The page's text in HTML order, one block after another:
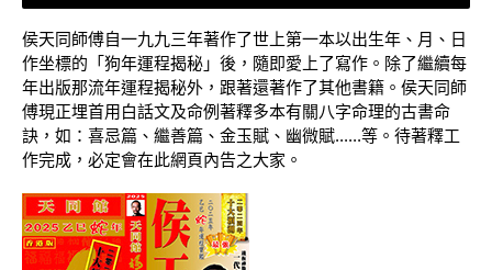
侯天同師傅自一九九三年著作了世上第一本以出生年、月、日
作坐標的「狗年運程揭秘」後，隨即愛上了寫作。除了繼續每
年出版那流年運程揭秘外，跟著還著作了其他書籍。侯天同師
傅現正埋首用白話文及命例著釋多本有關八字命理的古書命
訣，如：喜忌篇、繼善篇、金玉賦、幽微賦......等。待著釋工
作完成，必定會在此網頁內告之大家。